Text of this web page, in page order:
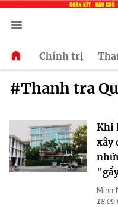
Chính trị
#Thanh tra
Khi
xây
Minh
18:09